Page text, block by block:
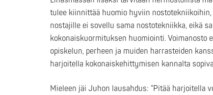
tulee kiinnittää huomio hyviin
nostajille ei sovellu sama nostotekniikka, eikä
kokonaiskuormituksen huomiointi. Voimanosto
opiskelun, perheen ja muiden harrasteiden
harjoitella kokonaiskehittymisen kannalta
Mieleen jäi Juhon lausahdus: ”Pitää harjoitella